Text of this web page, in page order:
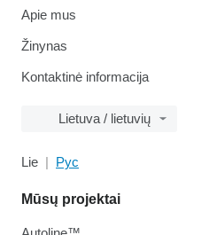
Apie mus
Žinynas
Kontaktinė informacija
Lietuva / lietuvių
Lie Рус
Mūsų projektai